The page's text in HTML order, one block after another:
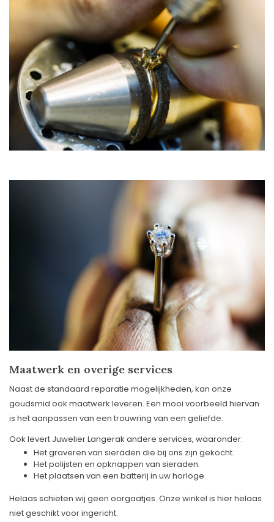
Maatwerk en overige services
Naast de standaard reparatie mogelijkheden, kan onze
goudsmid ook maatwerk leveren. Een mooi voorbeeld hiervan
is het aanpassen van een trouwring van een geliefde.
Ook levert Juwelier Langerak andere services, waaronder:
Het graveren van sieraden die bij ons zijn gekocht.
Het polijsten en opknappen van sieraden.
Het plaatsen van een batterij in uw horloge.
Helaas schieten wij geen oorgaatjes. Onze winkel is hier helaas
niet geschikt voor ingericht.